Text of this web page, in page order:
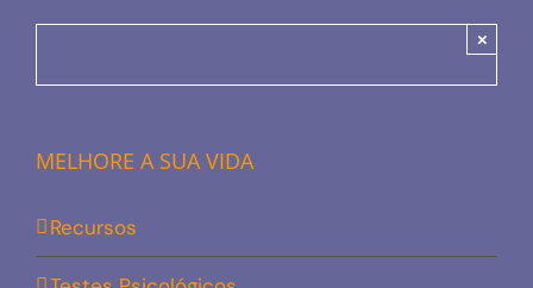
×
MELHORE A SUA VIDA
Recursos